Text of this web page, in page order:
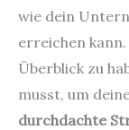
wie dein
erreichen
Überblick zu
musst, um
durchdachte